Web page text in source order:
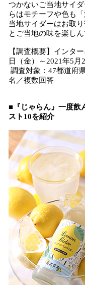
つかないご当地サイ
らはモチーフや色も
当地サイダーはお取
とご当地の味を楽し
【調査概要】インタ
日（金）～2021年5月
調査対象：47都道府
名／複数回答
■『じゃらん』一度飲
スト10を紹介